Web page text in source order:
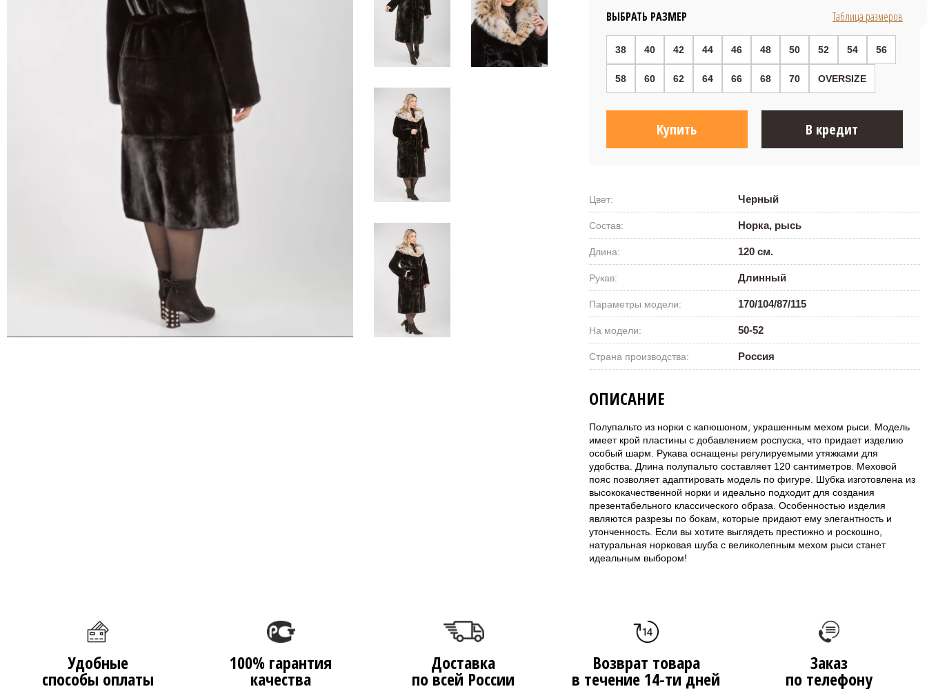
ВЫБРАТЬ РАЗМЕР Таблица размеров
38 40 42 44 46 48 50 52 54 56
58 60 62 64 66 68 70 OVERSIZE
Купить В кредит
Цвет: Черный
Состав: Норка, рысь
Длина: 120 см.
Рукав: Длинный
Параметры модели: 170/104/87/115
На модели: 50-52
Страна производства: Россия
ОПИСАНИЕ
Полупальто из норки с капюшоном, украшенным мехом рыси. Модель
имеет крой пластины с добавлением роспуска, что придает изделию
особый шарм. Рукава оснащены регулируемыми утяжками для
удобства. Длина полупальто составляет 120 сантиметров. Меховой
пояс позволяет адаптировать модель по фигуре. Шубка изготовлена из
высококачественной норки и идеально подходит для создания
презентабельного классического образа. Особенностью изделия
являются разрезы по бокам, которые придают ему элегантность и
утонченность. Если вы хотите выглядеть престижно и роскошно,
натуральная норковая шуба с великолепным мехом рыси станет
идеальным выбором!
Удобные
способы оплаты
100% гарантия
качества
Доставка
по всей России
Возврат товара
в течение 14-ти дней
Заказ
по телефону